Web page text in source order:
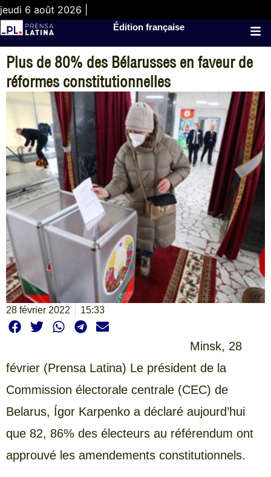
jeudi 6 août 2026 |
Édition française
Plus de 80% des Bélarusses en faveur de
réformes constitutionnelles
28 février 2022 15:33
Minsk, 28
février (Prensa Latina) Le président de la
Commission électorale centrale (CEC) de
Belarus, Ígor Karpenko a déclaré aujourd’hui
que 82, 86% des électeurs au référendum ont
approuvé les amendements constitutionnels.